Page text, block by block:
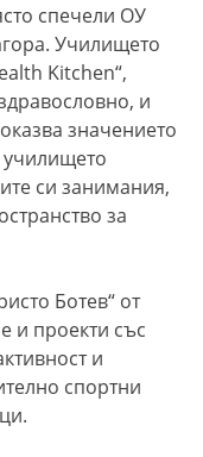
спечели ОУ
Училището
Kitchen“,
и
значението
училището
си занимания,
за
Ботев“ от
и проекти със
и
спортни